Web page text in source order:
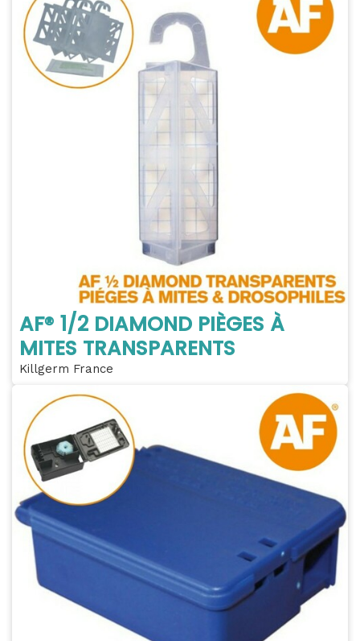
AF® 1/2 DIAMOND PIÈGES À
MITES TRANSPARENTS
Killgerm France